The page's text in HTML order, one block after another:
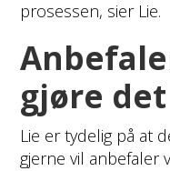
prosessen, sier Lie.
gjøre
Lie er tydelig på at
gjerne vil anbefaler